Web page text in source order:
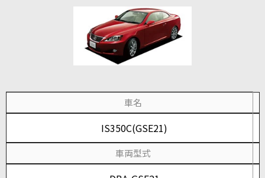
車名
IS350C(GSE21)
車両型式